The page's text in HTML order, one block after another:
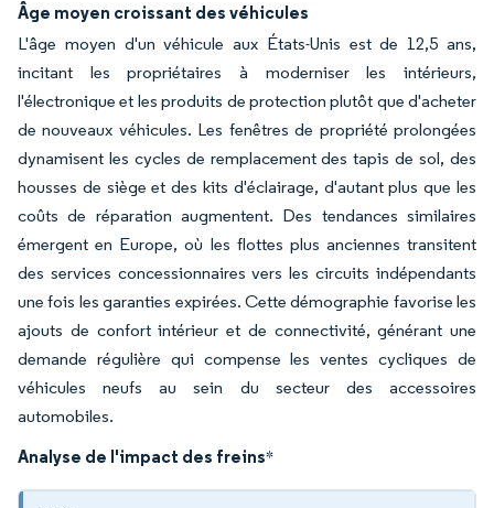
Âge moyen croissant des véhicules
L'âge moyen d'un véhicule aux États-Unis est de 12,5 ans,
incitant les propriétaires à moderniser les intérieurs,
l'électronique et les produits de protection plutôt que d'acheter
de nouveaux véhicules. Les fenêtres de propriété prolongées
dynamisent les cycles de remplacement des tapis de sol, des
housses de siège et des kits d'éclairage, d'autant plus que les
coûts de réparation augmentent. Des tendances similaires
émergent en Europe, où les flottes plus anciennes transitent
des services concessionnaires vers les circuits indépendants
une fois les garanties expirées. Cette démographie favorise les
ajouts de confort intérieur et de connectivité, générant une
demande régulière qui compense les ventes cycliques de
véhicules neufs au sein du secteur des accessoires
automobiles.
Analyse de l'impact des freins*